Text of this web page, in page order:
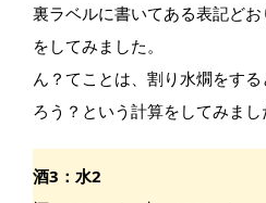
裏ラベルに書いてある表記ど
をしてみました。
ん？てことは、割り水燗をす
ろう？という計算をしてみまし
酒3：水2